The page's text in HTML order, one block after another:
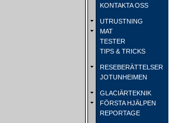
KONTAKTA OSS
UTRUSTNING
MAT
TESTER
TIPS & TRICKS
RESEBERÄTTELSER
JOTUNHEIMEN
GLACIÄRTEKNIK
FÖRSTA HJÄLPEN
REPORTAGE